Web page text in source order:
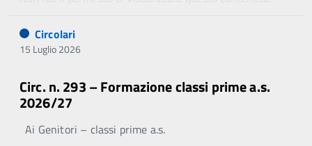
Circolari
15 Luglio 2026
Circ. n. 293 – Formazione classi prime a.s.
2026/27
Ai Genitori – classi prime a.s.